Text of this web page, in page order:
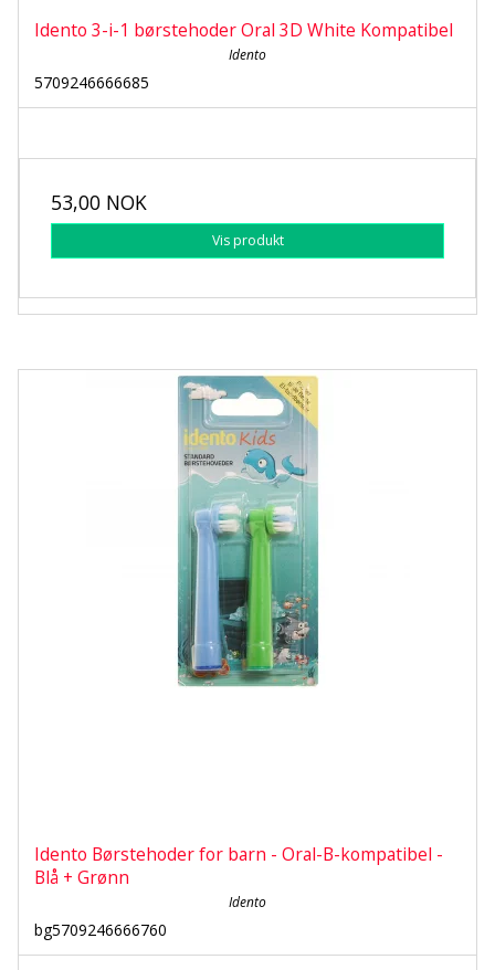
Idento 3-i-1 børstehoder Oral 3D White Kompatibel
Idento
5709246666685
53,00 NOK
Vis produkt
Idento Børstehoder for barn - Oral-B-kompatibel -
Blå + Grønn
Idento
bg5709246666760